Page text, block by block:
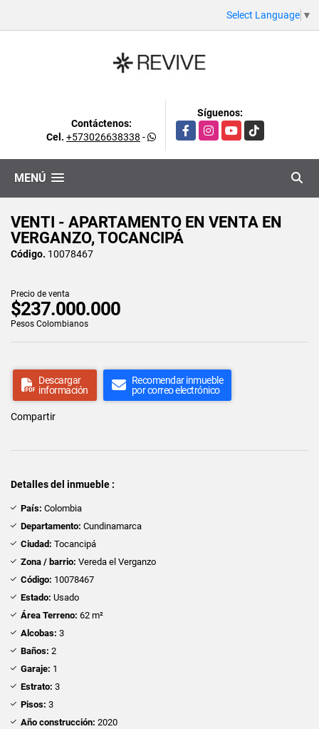
Select Language ▼
Contáctenos:
Cel. +573026638338 -
Síguenos:
FacebookInstagramYouTubeTikTok
MENÚ
VENTI - APARTAMENTO EN VENTA EN
VERGANZO, TOCANCIPÁ
Código. 10078467
Precio de venta
$237.000.000
Pesos Colombianos
Descargar
información
Recomendar inmueble
por correo electrónico
Compartir
Detalles del inmueble :
País: Colombia
Departamento: Cundinamarca
Ciudad: Tocancipá
Zona / barrio: Vereda el Verganzo
Código: 10078467
Estado: Usado
Área Terreno: 62 m²
Alcobas: 3
Baños: 2
Garaje: 1
Estrato: 3
Pisos: 3
Año construcción: 2020